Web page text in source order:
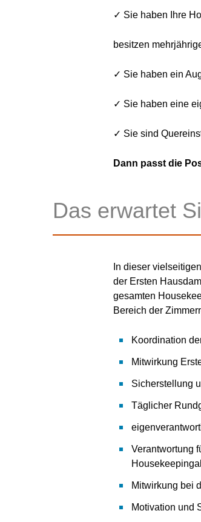
✓ Sie haben Ihre
besitzen
✓ Sie haben ein
✓ Sie haben eine
✓ Sie sind
Dann passt die
Das erwartet
In dieser
der Ersten
gesamten
Bereich der
Koordination
Mitwirkung
Sicherstellung
Täglicher
Verantwortung
Mitwirkung bei
Motivation und